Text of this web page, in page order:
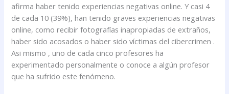
afirma haber tenido experiencias negativas online. Y casi 4
de cada 10 (39%), han tenido graves experiencias negativas
online, como recibir fotografías inapropiadas de extraños,
haber sido acosados o haber sido víctimas del cibercrimen .
Asi mismo , uno de cada cinco profesores ha
experimentado personalmente o conoce a algún profesor
que ha sufrido este fenómeno.